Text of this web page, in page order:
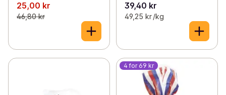
25,00 kr
46,80 kr
39,40 kr
49,25 kr /kg
4 for 69 kr